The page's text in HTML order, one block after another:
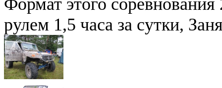
рулем 1,5 часа за сутки,